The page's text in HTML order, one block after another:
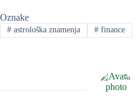
Oznake
#astrološka znamenja #finance